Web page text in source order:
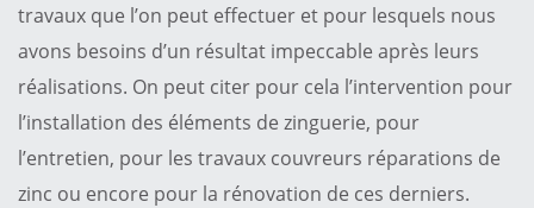
travaux que l’on peut effectuer et pour lesquels nous
avons besoins d’un résultat impeccable après leurs
réalisations. On peut citer pour cela l’intervention pour
l’installation des éléments de zinguerie, pour
l’entretien, pour les travaux couvreurs réparations de
zinc ou encore pour la rénovation de ces derniers.